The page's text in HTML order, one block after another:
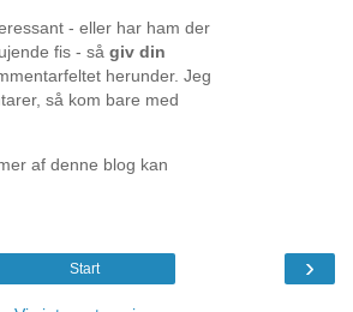
- eller har ham der
fis - så giv din
herunder. Jeg
så kom bare med
af denne blog kan
›
Start